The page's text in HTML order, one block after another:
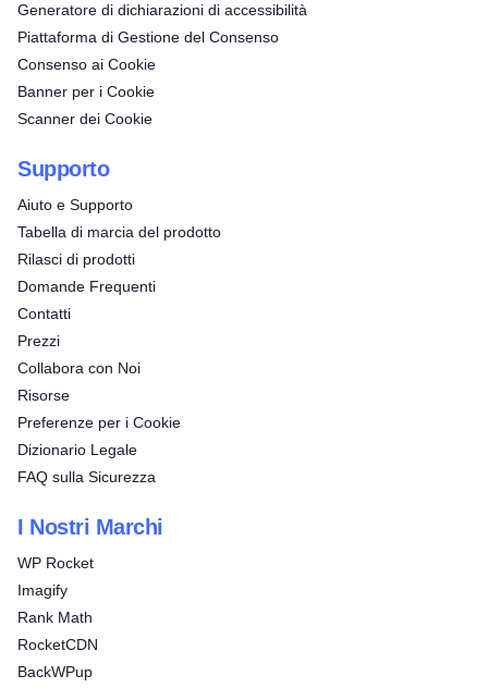
Generatore di dichiarazioni di accessibilità
Piattaforma di Gestione del Consenso
Consenso ai Cookie
Banner per i Cookie
Scanner dei Cookie
Supporto
Aiuto e Supporto
Tabella di marcia del prodotto
Rilasci di prodotti
Domande Frequenti
Contatti
Prezzi
Collabora con Noi
Risorse
Preferenze per i Cookie
Dizionario Legale
FAQ sulla Sicurezza
I Nostri Marchi
WP Rocket
Imagify
Rank Math
RocketCDN
BackWPup